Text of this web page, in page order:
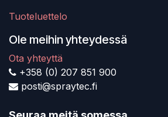
Tuoteluettelo
Ole meihin yhteydessä
Ota yhteyttä
+358 (0) 207 851 900
posti@spraytec.fi